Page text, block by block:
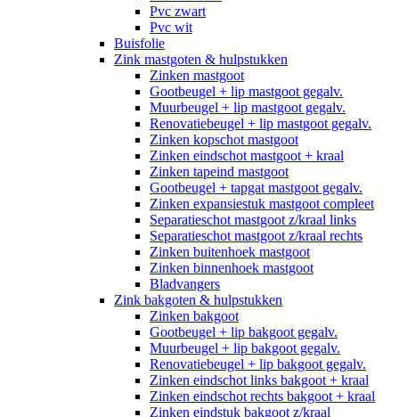
Pvc zwart
Pvc wit
Buisfolie
Zink mastgoten & hulpstukken
Zinken mastgoot
Gootbeugel + lip mastgoot gegalv.
Muurbeugel + lip mastgoot gegalv.
Renovatiebeugel + lip mastgoot gegalv.
Zinken kopschot mastgoot
Zinken eindschot mastgoot + kraal
Zinken tapeind mastgoot
Gootbeugel + tapgat mastgoot gegalv.
Zinken expansiestuk mastgoot compleet
Separatieschot mastgoot z/kraal links
Separatieschot mastgoot z/kraal rechts
Zinken buitenhoek mastgoot
Zinken binnenhoek mastgoot
Bladvangers
Zink bakgoten & hulpstukken
Zinken bakgoot
Gootbeugel + lip bakgoot gegalv.
Muurbeugel + lip bakgoot gegalv.
Renovatiebeugel + lip bakgoot gegalv.
Zinken eindschot links bakgoot + kraal
Zinken eindschot rechts bakgoot + kraal
Zinken eindstuk bakgoot z/kraal